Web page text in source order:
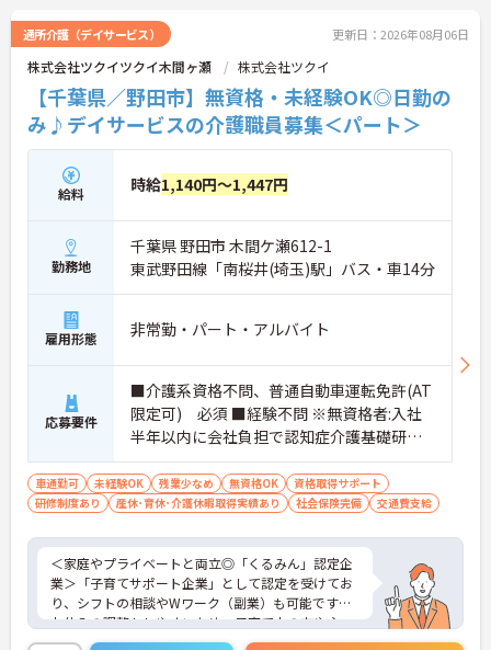
ける風通しの良い社風です。過去3年で400名以上の
正社員登用実績（※2026年5月時点）があり資格取
得支援制度も完備しているためパートから正社員を
目指し着実にキャリアアップできるやりがいのある
環境です。
★おすすめPOINT★
◆ヘルパー・オペレーター・看護職員の「3名1チー
ム」で行います。頼れる先輩スタッフと常に一緒に
ケアを行うため、介護業界が初めての方や無資格の
方でも安心してスタートできるのが特徴です。お客
様から直接「ありがとう」と感謝の言葉をいただけ
る機会も多く、日々やりがいを感じながら働けま
やプライベートとの両立がしやすい職場です。勤務
や時間の相談が可能で、WワークもOK！「今は少し
ずつ働いて、子育てが落ち着いたら日数を増やした
い」という希望も叶います。過去3年間で700名以上
が正社員に登用されており、ライフステージに合わ
せた働き方が選べます。
◆社内ガイドラインの範囲内で髪色や髪型が自由で
す！ネイルやまつげエクステ、ひげもOKなので、お
しゃれを我慢することなく、自分らしくのびのびと
活躍できます。
通所介護（デイサービス） 更新日：2026年08月06日
株式会社ツクイツクイ木間ヶ瀬 株式会社ツクイ
【千葉県／野田市】無資格・未経験OK◎日勤の
み♪デイサービスの介護職員募集＜パート＞
給料 時給1,140円～1,447円
勤務地
千葉県 野田市 木間ケ瀬612-1
東武野田線「南桜井(埼玉)駅」バス・車14分
雇用形態 非常勤・パート・アルバイト
応募要件
■介護系資格不問、普通自動車運転免許(AT
限定可) 必須 ■経験不問 ※無資格者:入社
半年以内に会社負担で認知症介護基礎研修
受講
車通勤可 未経験OK 残業少なめ 無資格OK
資格取得サポート
研修制度あり
産休･育休･介護休暇取得実績あり 社会保険完備 交通費支給
＜家庭やプライベートと両立◎「くるみん」認定企
業＞「子育てサポート企業」として認定を受けてお
り、シフトの相談やWワーク（副業）も可能です。
お休みの調整もしやすいため、子育て中の方や主
婦・主夫の方も無理なく活躍しています。夜勤がな